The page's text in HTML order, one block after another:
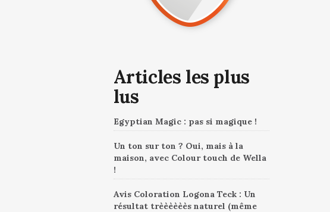
Articles les plus
lus
Egyptian Magic : pas si magique !
Un ton sur ton ? Oui, mais à la
maison, avec Colour touch de Wella
!
Avis Coloration Logona Teck : Un
résultat trèèèèèès naturel (même